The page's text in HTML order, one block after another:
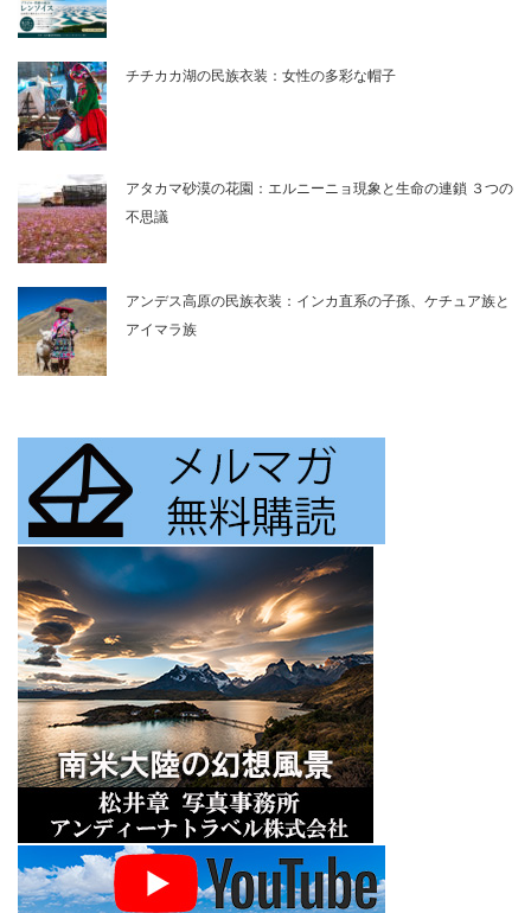
チチカカ湖の民族衣装：女性の多彩な帽子
アタカマ砂漠の花園：エルニーニョ現象と生命の連鎖 ３つの
不思議
アンデス高原の民族衣装：インカ直系の子孫、ケチュア族と
アイマラ族